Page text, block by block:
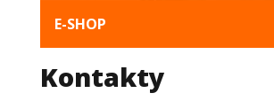
E-SHOP
Kontakty